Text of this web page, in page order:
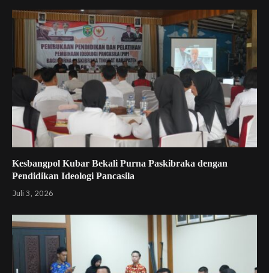
Kesbangpol Kubar Bekali Purna Paskibraka dengan
Pendidikan Ideologi Pancasila
Juli 3, 2026